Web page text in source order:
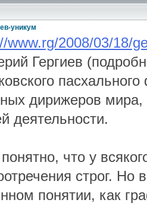
уникум
www.rg/2008/03/18/
Гергиев
дирижеров
деятельности.
что у
строг. Но
понятии, как